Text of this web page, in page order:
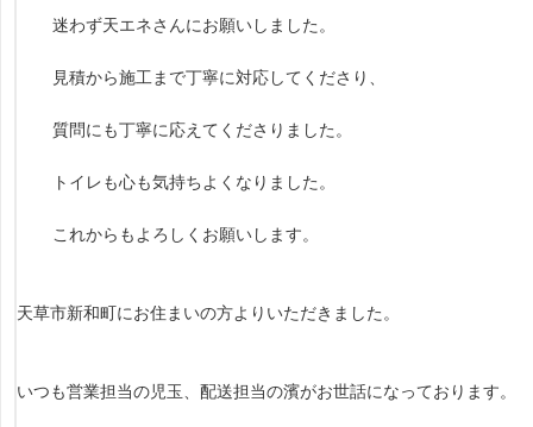
迷わず天エネさんにお願いしました。
見積から施工まで丁寧に対応してくださり、
質問にも丁寧に応えてくださりました。
トイレも心も気持ちよくなりました。
これからもよろしくお願いします。
天草市新和町にお住まいの方よりいただきました。
いつも営業担当の児玉、配送担当の濱がお世話になっております。